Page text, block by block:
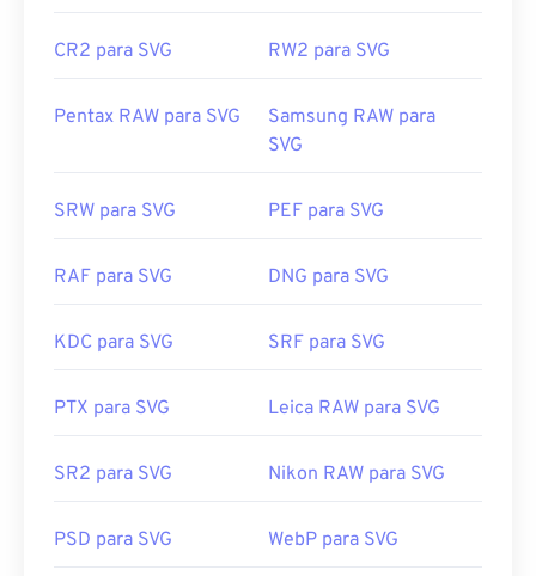
CR2 para SVG RW2 para SVG
Pentax RAW para SVG
Samsung RAW para
SVG
SRW para SVG PEF para SVG
RAF para SVG DNG para SVG
KDC para SVG SRF para SVG
PTX para SVG Leica RAW para SVG
SR2 para SVG Nikon RAW para SVG
PSD para SVG WebP para SVG